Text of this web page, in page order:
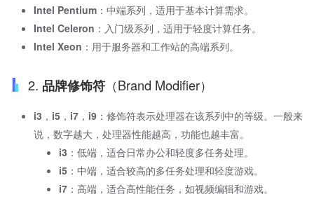
Intel Pentium ：中端系列，适用于基本计算需求。
Intel Celeron ：入门级系列，适用于轻度计算任务。
Intel Xeon ：用于服务器和工作站的高端系列。
2. 品牌修饰符 （Brand Modifier）
i3 ， i5 ， i7 ， i9 ：修饰符表示处理器在该系列中的等级。一般来
说，数字越大，处理器性能越高，功能也越丰富。
i3 ：低端，适合日常办公和轻度多任务处理。
i5 ：中端，适合较高的多任务处理和轻度游戏。
i7 ：高端，适合高性能任务，如视频编辑和游戏。